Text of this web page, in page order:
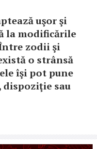
uşor şi
la modificările
zodii şi
o strânsă
îşi pot pune
dispoziţie sau